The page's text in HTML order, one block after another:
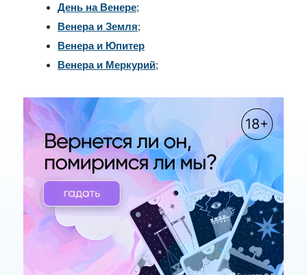
День на Венере;
Венера и Земля;
Венера и Юпитер
Венера и Меркурий;